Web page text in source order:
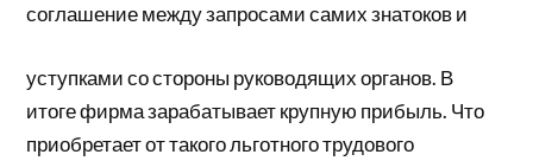
соглашение между запросами самих знатоков и
уступками со стороны руководящих органов. В
итоге фирма зарабатывает крупную прибыль. Что
приобретает от такого льготного трудового